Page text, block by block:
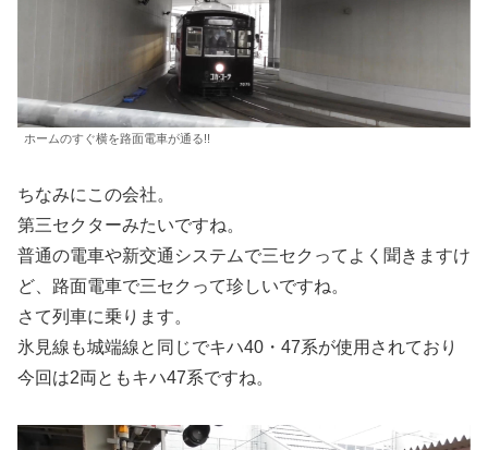
ホームのすぐ横を路面電車が通る!!
ちなみにこの会社。
第三セクターみたいですね。
普通の電車や新交通システムで三セクってよく聞きますけ
ど、路面電車で三セクって珍しいですね。
さて列車に乗ります。
氷見線も城端線と同じでキハ40・47系が使用されており
今回は2両ともキハ47系ですね。